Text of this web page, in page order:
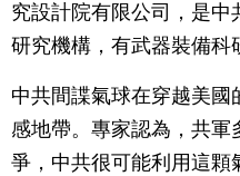
究設計院有限公司，是
研究機構，有武器裝備科
中共間諜氣球在穿越美國
感地帶。專家認為，共
爭，中共很可能利用這顆